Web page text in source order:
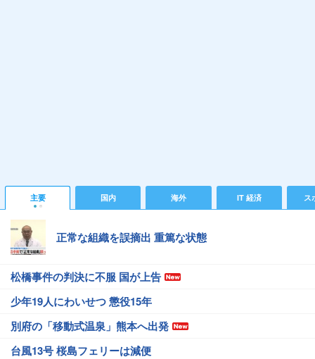
主要 国内 海外 IT 経済 ス
正常な組織を誤摘出 重篤な状態
松橋事件の判決に不服 国が上告
少年19人にわいせつ 懲役15年
別府の「移動式温泉」熊本へ出発
台風13号 桜島フェリーは減便